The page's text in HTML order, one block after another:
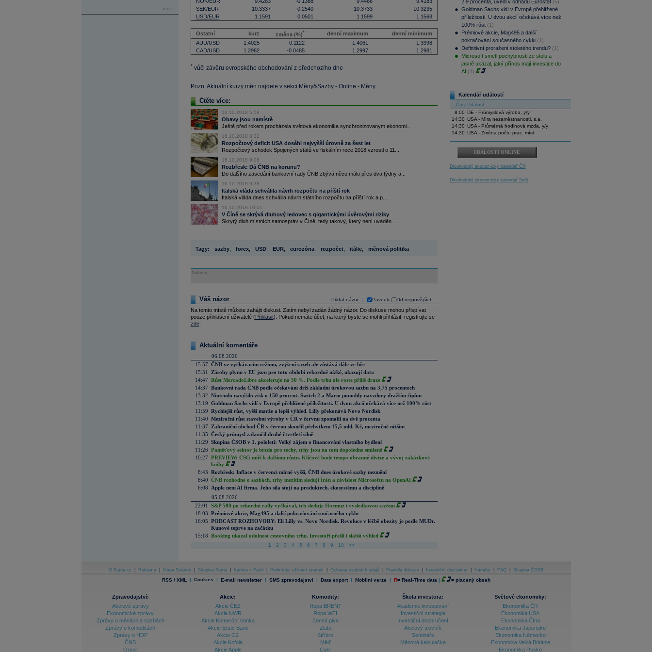
více...
SEK/EUR
10.3337 -0.2540 10.3733
10.3235
USD/EUR
1.1591 0.0501 1.1599 1.1568
Ostatní kurz změna (%)* denní maximum
denní minimum
AUD/USD
1.4025 0.1122 1.4061
1.3998
CAD/USD
1.2982 -0.0485 1.2997 1.2981
* vůči závěru evropského obchodování z předchozího dne
Pozn. Aktuální kurzy měn najdete v sekci Měny&Sazby - Online - Měny
Čtěte více:
16.10.2018 5:59
Obavy jsou namístě
Ještě před rokem procházela světová ekonomika synchronizovaným ekonomi...
16.10.2018 8:32
Rozpočtový deficit USA dosáhl nejvyšší úrovně za šest let
Rozpočtový schodek Spojených států ve fiskálním roce 2018 vzrostl o 11...
16.10.2018 9:08
Rozbřesk: Dá ČNB na korunu?
Do dalšího zasedání bankovní rady ČNB zbývá něco málo přes dva týdny a...
16.10.2018 9:38
Italská vláda schválila návrh rozpočtu na příští rok
Italská vláda dnes schválila návrh státního rozpočtu na příští rok a p...
16.10.2018 10:01
V Číně se skrývá dluhový ledovec s gigantickými úvěrovými riziky
Skrytý dluh místních samospráv v Číně, tedy takový, který není uváděn ...
Tagy: sazby, forex, USD, EUR, eurozóna, rozpočet, itálie, měnová politika
Reklama
Přidat názor Pavouk Od nejnovějších
Váš názor
Na tomto místě můžete zahájit diskusi. Zatím nebyl zadán žádný názor. Do diskuse mohou přispívat
pouze přihlášení uživatelé (Přihlásit). Pokud nemáte účet, na který byste se mohli přihlásit, registrujte se
zde.
Aktuální komentáře
06.08.2026
15:57 ČNB ve vyčkávacím režimu, zvýšení sazeb ale zůstává dále ve hře
15:31
Zásoby plynu v EU jsou pro toto období rekordně nízké, ukazují data
14:47 Růst MercadoLibre akceleruje na 50 %. Podle trhu ale roste příliš draze
14:37 Bankovní rada ČNB podle očekávání drží základní úrokovou sazbu na 3,75 procentech
13:32 Nintendo navýšilo zisk o 150 procent. Switch 2 a Mario pomohly navzdory dražším čipům
13:19 Goldman Sachs vidí v Evropě přehlížené příležitosti. U dvou akcií očekává více než 100% růst
11:59 Rychlejší růst, vyšší marže a lepší výhled. Lilly překonává Novo Nordisk
11:40 Meziroční růst stavební výroby v ČR v červnu zpomalil na dvě procenta
11:37
Zahraniční obchod ČR v červnu skončil přebytkem 15,5 mld. Kč, meziročně nižším
11:35 Český průmysl zakončil druhé čtvrtletí silně
11:29 Skupina ČSOB v 1. pololetí: Velký zájem o financování vlastního bydlení
11:26 Paměťový sektor je brzda pro techy, trhy jsou na tom dopoledne smíšeně
10:27 PREVIEW: CSG míří k dalšímu růstu. Klíčové bude tempo obranné divize a vývoj zakázkové
knihy
8:43 Rozbřesk: Inflace v červenci mírně vyšší, ČNB dnes úrokové sazby nezmění
8:40 ČNB rozhodne o sazbách, trhy mezitím sledují Írán a závislost Microsoftu na OpenAI
6:08
Apple není AI firma. Jeho síla stojí na produktech, ekosystému a disciplíně
05.08.2026
22:01
S&P 500 po rekordní rally vyčkával, trh sleduje Hormuz i výsledkovou sezónu
18:03 Prémiové akcie, Mag495 a další pokračování současného cyklu
16:05 PODCAST ROZHOVORY: Eli Lilly vs. Novo Nordisk. Revoluce v léčbě obezity je podle MUDr.
Kunové teprve na začátku
15:18 Booking ukázal odolnost cestovního trhu. Investoři přešli i slabší výhled
1 2 3 4 5 6 7 8 9 10 >>
2,9 procenta, uvedl v odhadu Eurostat (5)
Goldman Sachs vidí v Evropě přehlížené
příležitosti. U dvou akcií očekává více než
100% růst (1)
Prémiové akcie, Mag495 a další
pokračování současného cyklu (1)
Definitivní proražení stoletého trendu? (1)
Microsoft smetl pochybnosti ze stolu a
jasně ukázal, jaký přínos mají investice do
AI (1)
Kalendář událostí
Čas Událost
8:00
DE - Průmyslová výroba, y/y
14:30 USA - Míra nezaměstnanosti, s.a.
14:30 USA - Průměrná hodinová mzda, y/y
14:30 USA - Změna počtu prac. míst
UDÁLOSTI ONLINE
Dlouhodobý ekonomický kalendář ČR
Dlouhodobý ekonomický kalendář Svět
O Patria.cz Reklama Mapa Stránek Skupina Patria Kariéra v Patrii Podmínky užívání stránek Ochrana osobních údajů Pravidla diskuse Investiční disclaimer Náměty FAQ Skupina ČSOB
RSS / XML | Cookies | E-mail newsletter | SMS zpravodajství | Data export | Mobilní verze | R= Real-Time data | = placený obsah
Zpravodajství:
Akciové zprávy
Ekonomické zprávy
Zprávy o měnách a sazbách
Zprávy o komoditách
Zprávy o HDP
ČNB
Grexit
Akcie:
Akcie ČEZ
Akcie NWR
Akcie Komerční banka
Akcie Erste Bank
Akcie O2
Akcie Kofola
Akcie Apple
Komodity:
Ropa BRENT
Ropa WTI
Zemní plyn
Zlato
Stříbro
Měď
Cukr
Škola investora:
Akademie investování
Investiční strategie
Investiční doporučení
Akciový slovník
Semináře
Měnová kalkulačka
Světové ekonomiky:
Ekonomika ČR
Ekonomika USA
Ekonomika Čína
Ekonomika Japonsko
Ekonomika Německo
Ekonomika Velká Británie
Ekonomika Rusko